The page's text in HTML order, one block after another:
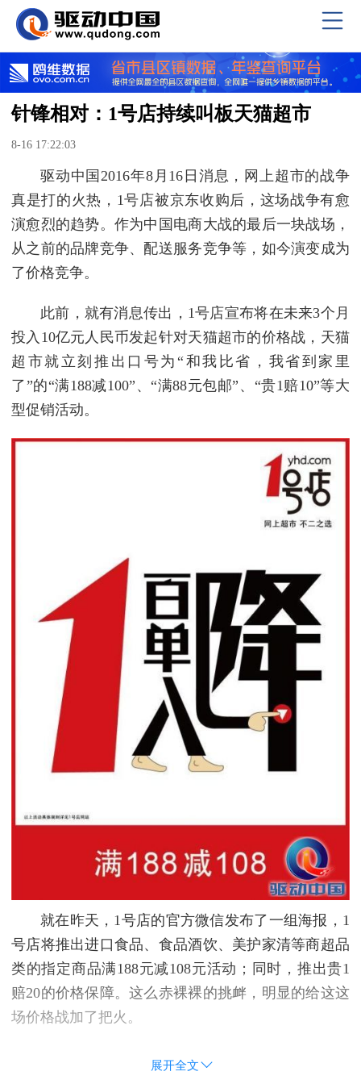
针锋相对：1号店持续叫板天猫超市
8-16 17:22:03
驱动中国2016年8月16日消息，网上超市的战争
真是打的火热，1号店被京东收购后，这场战争有愈
演愈烈的趋势。作为中国电商大战的最后一块战场，
从之前的品牌竞争、配送服务竞争等，如今演变成为
了价格竞争。
此前，就有消息传出，1号店宣布将在未来3个月
投入10亿元人民币发起针对天猫超市的价格战，天猫
超市就立刻推出口号为“和我比省，我省到家里
了”的“满188减100”、“满88元包邮”、“贵1赔10”等大
型促销活动。
就在昨天，1号店的官方微信发布了一组海报，1
号店将推出进口食品、食品酒饮、美护家清等商超品
类的指定商品满188元减108元活动；同时，推出贵1
赔20的价格保障。这么赤裸裸的挑衅，明显的给这这
场价格战加了把火。
展开全文